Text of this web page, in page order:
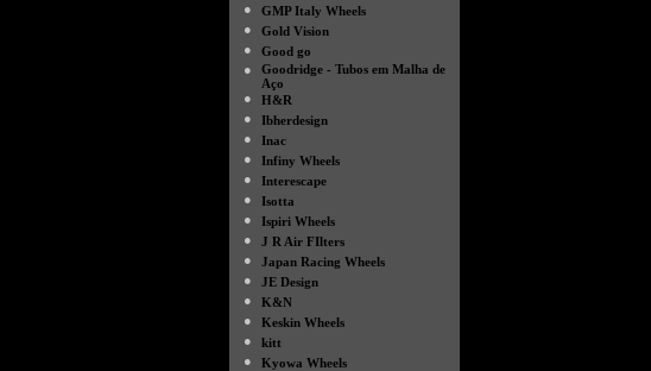
●
GMP Italy Wheels
●
Gold Vision
●
Good go
●
Goodridge - Tubos em Malha de
Aço
●
H&R
●
Ibherdesign
●
Inac
●
Infiny Wheels
●
Interescape
●
Isotta
●
Ispiri Wheels
●
J R Air FIlters
●
Japan Racing Wheels
●
JE Design
●
K&N
●
Keskin Wheels
●
kitt
●
Kyowa Wheels